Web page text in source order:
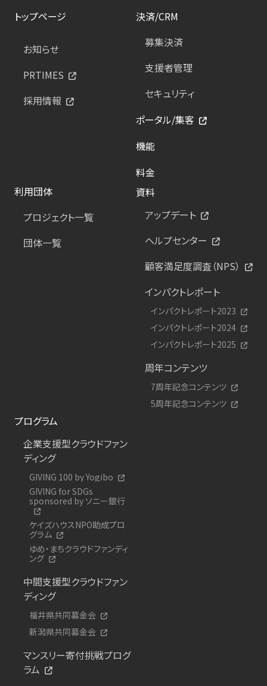
トップページ
お知らせ
PRTIMES
採用情報
決済/CRM
募集決済
支援者管理
セキュリティ
ポータル/集客
機能
料金
利用団体
プロジェクト一覧
団体一覧
資料
アップデート
ヘルプセンター
顧客満足度調査（NPS）
インパクトレポート
インパクトレポート2023
インパクトレポート2024
インパクトレポート2025
周年コンテンツ
7周年記念コンテンツ
5周年記念コンテンツ
プログラム
企業支援型クラウドファン
ディング
GIVING 100 by Yogibo
GIVING for SDGs
sponsored by ソニー銀行
ケイズハウスNPO助成プロ
グラム
ゆめ・まちクラウドファンディ
ング
中間支援型クラウドファン
ディング
福井県共同募金会
新潟県共同募金会
マンスリー寄付挑戦プログ
ラム